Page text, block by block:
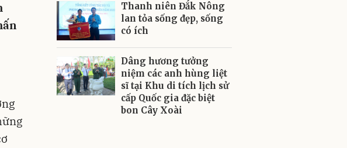
Thanh niên Đắk Nông
lan tỏa sống đẹp, sống
có ích
Dâng hương tưởng
niệm các anh hùng liệt
sĩ tại Khu di tích lịch sử
cấp Quốc gia đặc biệt
bon Cây Xoài